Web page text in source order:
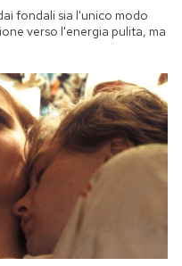
fondali sia l'unico modo
verso l'energia pulita, ma